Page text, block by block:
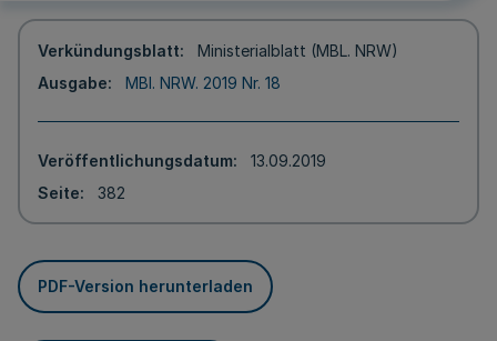
Verkündungsblatt
Ministerialblatt (MBL. NRW)
Ausgabe
MBl. NRW. 2019 Nr. 18
Veröffentlichungsdatum
13.09.2019
Seite
382
PDF-Version herunterladen